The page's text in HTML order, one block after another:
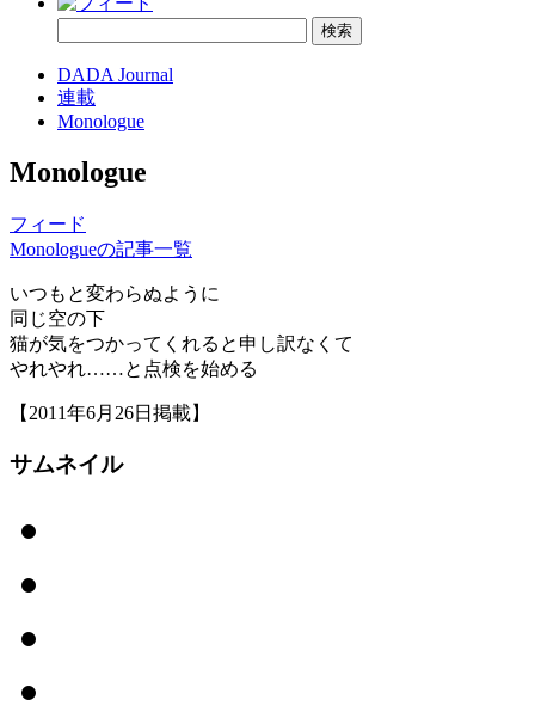
DADA Journal
連載
Monologue
Monologue
フィード
Monologueの記事一覧
いつもと変わらぬように
同じ空の下
猫が気をつかってくれると申し訳なくて
やれやれ……と点検を始める
【2011年6月26日掲載】
サムネイル